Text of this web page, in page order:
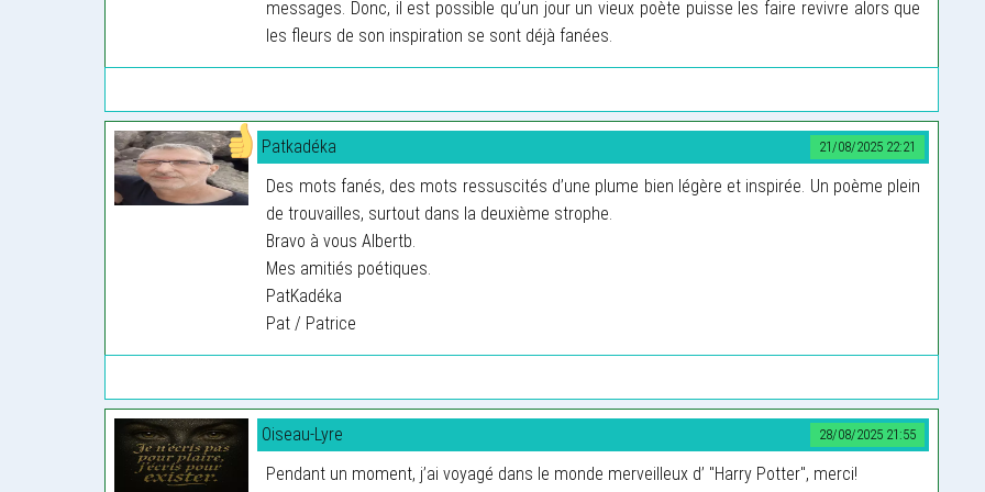
messages. Donc, il est possible qu’un jour un vieux poète puisse les faire revivre alors que
les fleurs de son inspiration se sont déjà fanées.
21/08/2025 22:21
Patkadéka
Des mots fanés, des mots ressuscités d’une plume bien légère et inspirée. Un poème plein
de trouvailles, surtout dans la deuxième strophe.
Bravo à vous Albertb.
Mes amitiés poétiques.
PatKadéka
Pat / Patrice
28/08/2025 21:55
Oiseau-Lyre
Pendant un moment, j’ai voyagé dans le monde merveilleux d’ "Harry Potter", merci!